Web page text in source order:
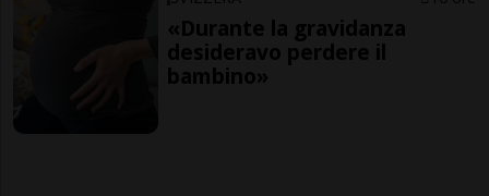
«Durante la gravidanza
desideravo perdere il
bambino»